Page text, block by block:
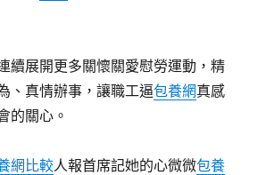
續展開更多關懷關愛慰勞運動，精
、真情辦事，讓職工逼包養網真感
的關心。
網比較人報首席記她的心微微包養